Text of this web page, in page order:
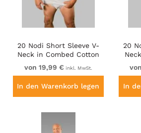
20 Nodi Short Sleeve V-
Neck in Combed Cotton
Jersey White
von 19,99 € inkl. MwSt.
In den Warenkorb legen
20
In